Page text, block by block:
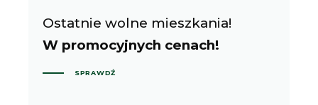
Ostatnie wolne mieszkania!
W promocyjnych cenach!
SPRAWDŹ